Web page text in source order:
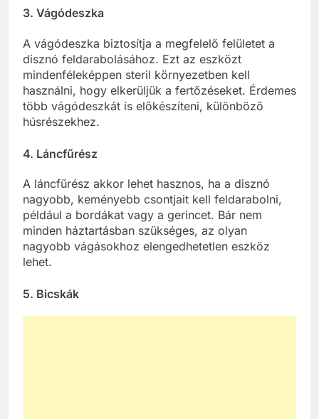
3. Vágódeszka
A vágódeszka biztosítja a megfelelő felületet a
disznó feldarabolásához. Ezt az eszközt
mindenféleképpen steril környezetben kell
használni, hogy elkerüljük a fertőzéseket. Érdemes
több vágódeszkát is előkészíteni, különböző
húsrészekhez.
4. Láncfűrész
A láncfűrész akkor lehet hasznos, ha a disznó
nagyobb, keményebb csontjait kell feldarabolni,
például a bordákat vagy a gerincet. Bár nem
minden háztartásban szükséges, az olyan
nagyobb vágásokhoz elengedhetetlen eszköz
lehet.
5. Bicskák